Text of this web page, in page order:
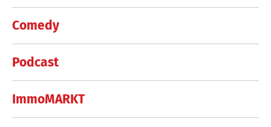
Comedy
Podcast
ImmoMARKT